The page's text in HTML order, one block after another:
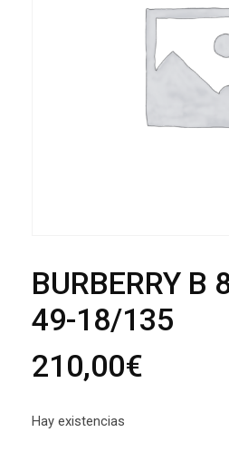
BURBERRY B
49-18/135
210,00€
Hay existencias